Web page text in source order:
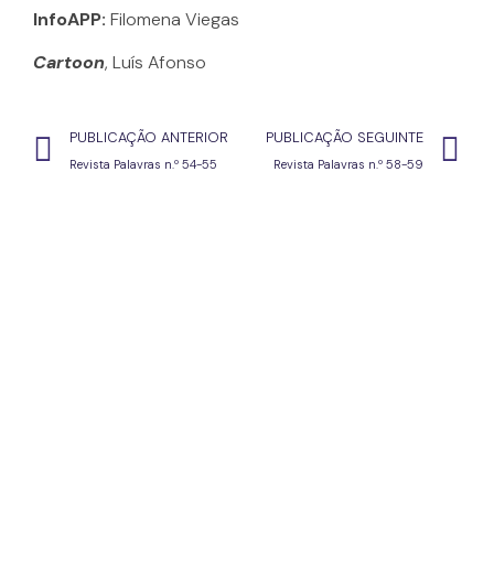
InfoAPP: Filomena Viegas
Cartoon, Luís Afonso
PUBLICAÇÃO ANTERIOR
Revista Palavras n.º 54-55
PUBLICAÇÃO SEGUINTE
Revista Palavras n.º 58-59